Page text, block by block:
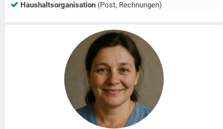
Haushaltsorganisation (Post, Rechnungen)